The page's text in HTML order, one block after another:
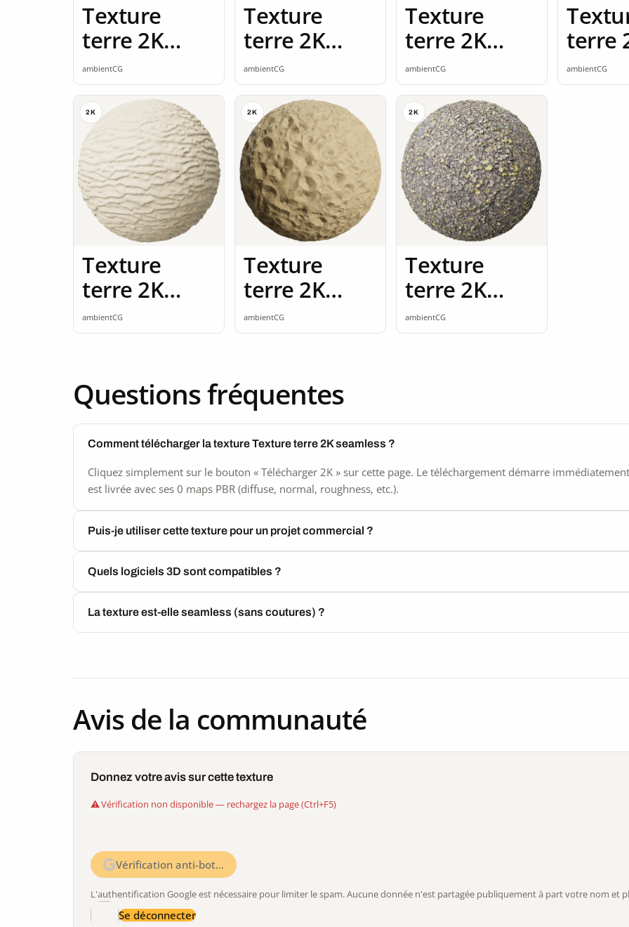
Texture
terre 2K
seamless
ambientCG
Texture
terre 2K
seamless
ambientCG
Texture
terre 2K
seamless
ambientCG
terre
ambientCG
2K
Texture
terre 2K
seamless
ambientCG
2K
Texture
terre 2K
seamless
ambientCG
2K
Texture
terre 2K
seamless
ambientCG
Questions fréquentes
Comment télécharger la texture Texture terre 2K seamless ?
Cliquez simplement sur le bouton « Télécharger 2K » sur cette page. Le téléchargement démarre
est livrée avec ses 0 maps PBR (diffuse, normal, roughness, etc.).
Puis-je utiliser cette texture pour un projet commercial ?
Quels logiciels 3D sont compatibles ?
La texture est-elle seamless (sans coutures) ?
Avis de la communauté
Donnez votre avis sur cette texture
Vérification non disponible — rechargez la page (Ctrl+F5)
Vérification anti-bot…
L'authentification Google est nécessaire pour limiter le spam. Aucune donnée n'est partagée publiquement à part votre nom et
Se déconnecter